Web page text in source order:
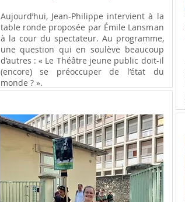
Aujourd’hui, Jean-Philippe intervient à la
table ronde proposée par Émile Lansman
à la cour du spectateur. Au programme,
une question qui en soulève beaucoup
d’autres : « Le Théâtre jeune public doit-il
(encore) se préoccuper de l’état du
monde ? ».